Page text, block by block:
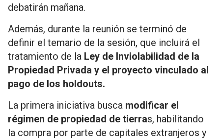
debatirán mañana.
Además, durante la reunión se terminó de
definir el temario de la sesión, que incluirá el
tratamiento de la Ley de Inviolabilidad de la
Propiedad Privada y el proyecto vinculado al
pago de los holdouts.
La primera iniciativa busca modificar el
régimen de propiedad de tierras, habilitando
la compra por parte de capitales extranjeros y